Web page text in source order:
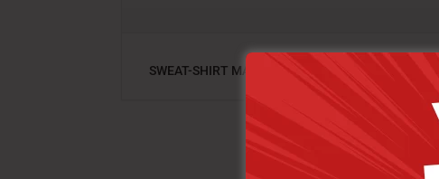
SWEAT-SHIRT MANCHES LONGUES ,COULEUR NOIR